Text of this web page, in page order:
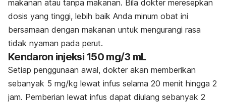
makanan atau tanpa makanan. Bila dokter meresepkan
dosis yang tinggi, lebih baik Anda minum obat ini
bersamaan dengan makanan untuk mengurangi rasa
tidak nyaman pada perut.
Kendaron injeksi 150 mg/3 mL
Setiap penggunaan awal, dokter akan memberikan
sebanyak 5 mg/kg lewat infus selama 20 menit hingga 2
jam. Pemberian lewat infus dapat diulang sebanyak 2